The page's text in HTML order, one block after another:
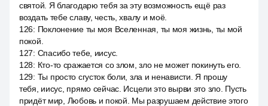
святой. Я благодарю тебя за эту возможность ещё раз
воздать тебе славу, честь, хвалу и моё.
126: Поклонение ты моя Вселенная, ты моя жизнь, ты мой
покой.
127: Спасибо тебе, иисус.
128: Кто-то сражается со злом, зло не может покинуть его.
129: Ты просто сгусток боли, зла и ненависти. Я прошу
тебя, иисус, прямо сейчас. Исцели это вырви это зло. Пусть
придёт мир, Любовь и покой. Мы разрушаем действие этого